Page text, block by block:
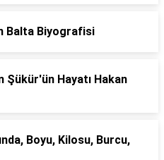
Balta Biyografisi
Şükür'ün Hayatı Hakan
Boyu, Kilosu, Burcu,